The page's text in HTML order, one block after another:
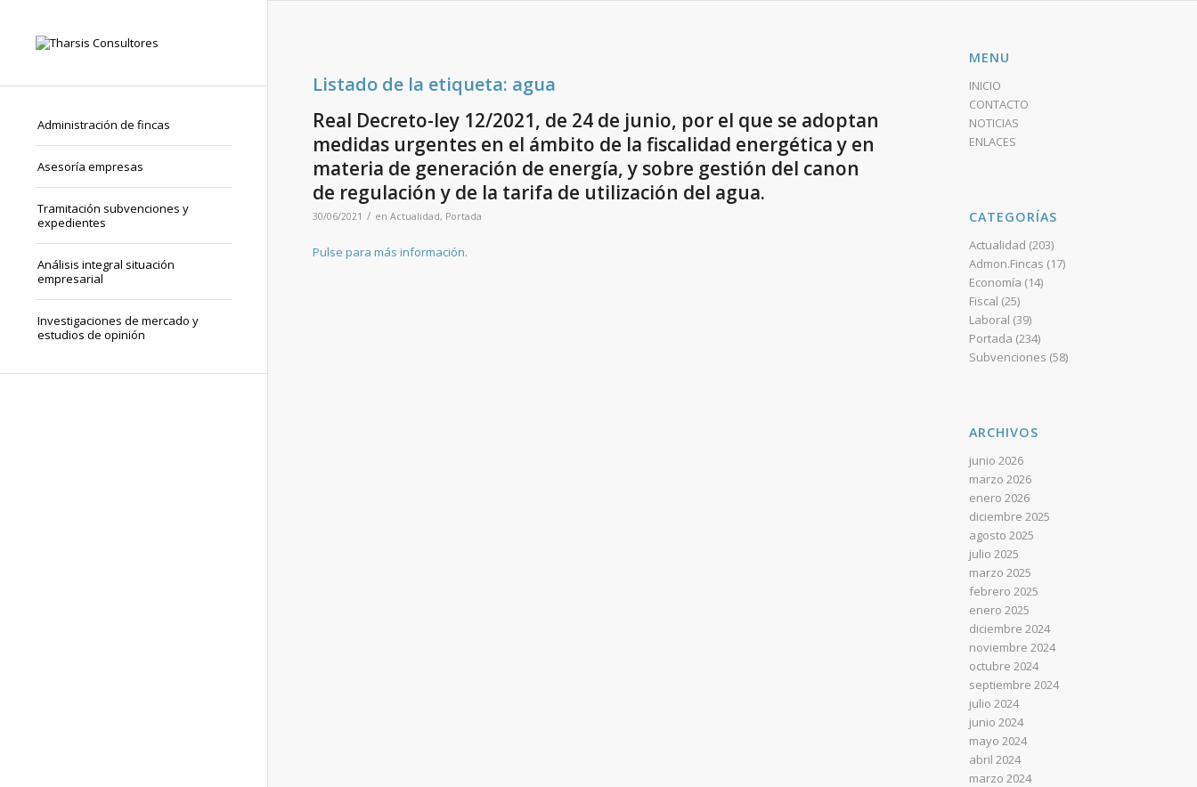
Administración de fincas
Asesoría empresas
Tramitación subvenciones y
expedientes
Análisis integral situación
empresarial
Investigaciones de mercado y
estudios de opinión
Listado de la etiqueta: agua
Real Decreto-ley 12/2021, de 24 de junio, por el que se adoptan
medidas urgentes en el ámbito de la fiscalidad energética y en
materia de generación de energía, y sobre gestión del canon
de regulación y de la tarifa de utilización del agua.
30/06/2021 / en Actualidad, Portada
Pulse para más información.
MENU
INICIO
CONTACTO
NOTICIAS
ENLACES
CATEGORÍAS
Actualidad (203)
Admon.Fincas (17)
Economía (14)
Fiscal (25)
Laboral (39)
Portada (234)
Subvenciones (58)
ARCHIVOS
junio 2026
marzo 2026
enero 2026
diciembre 2025
agosto 2025
julio 2025
marzo 2025
febrero 2025
enero 2025
diciembre 2024
noviembre 2024
octubre 2024
septiembre 2024
julio 2024
junio 2024
mayo 2024
abril 2024
marzo 2024